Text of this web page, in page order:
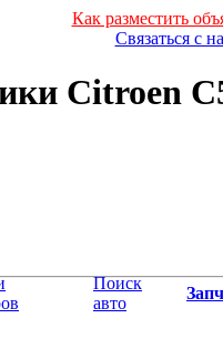
Как разместить
Связаться с
Citroen
Поиск
авто